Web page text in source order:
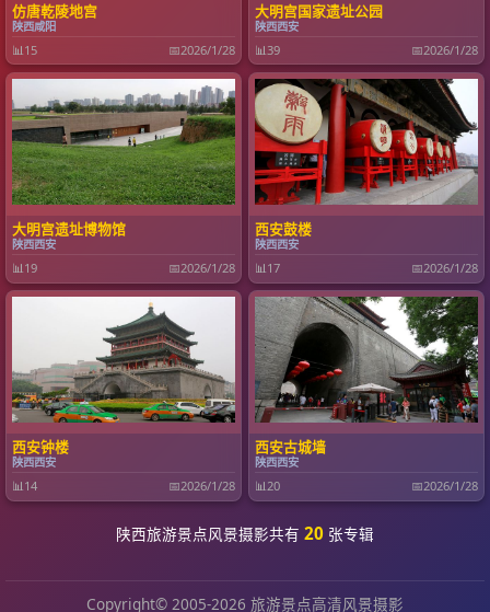
仿唐乾陵地宫
陕西咸阳
📊15 📅2026/1/28
大明宫国家遗址公园
陕西西安
📊39 📅2026/1/28
大明宫遗址博物馆
陕西西安
📊 19 📅2026/1/28
西安鼓楼
陕西西安
📊 17 📅2026/1/28
西安钟楼
陕西西安
📊 14 📅2026/1/28
西安古城墙
陕西西安
📊 20 📅2026/1/28
陕西旅游景点风景摄影共有 20 张专辑
Copyright© 2005-2026 旅游景点高清风景摄影